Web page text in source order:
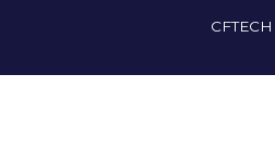
CFTECH